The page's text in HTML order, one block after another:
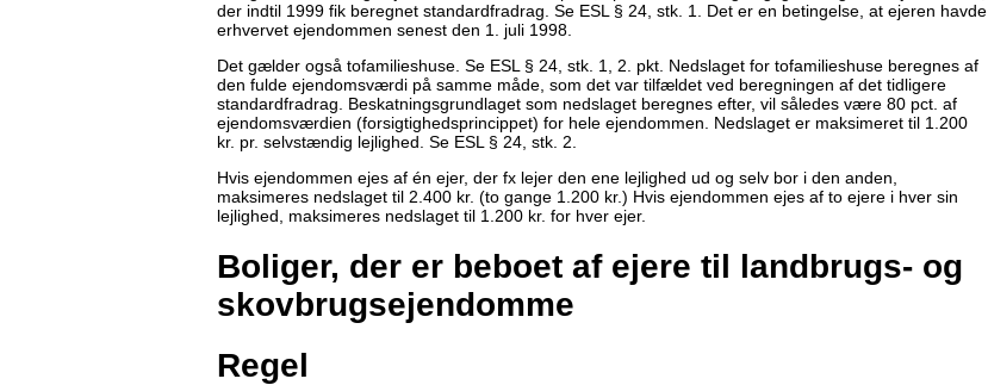
der indtil 1999 fik beregnet standardfradrag. Se ESL § 24, stk. 1. Det er en betingelse, at ejeren havde
erhvervet ejendommen senest den 1. juli 1998.
Det gælder også tofamilieshuse. Se ESL § 24, stk. 1, 2. pkt. Nedslaget for tofamilieshuse beregnes af
den fulde ejendomsværdi på samme måde, som det var tilfældet ved beregningen af det tidligere
standardfradrag. Beskatningsgrundlaget som nedslaget beregnes efter, vil således være 80 pct. af
ejendomsværdien (forsigtighedsprincippet) for hele ejendommen. Nedslaget er maksimeret til 1.200
kr. pr. selvstændig lejlighed. Se ESL § 24, stk. 2.
Hvis ejendommen ejes af én ejer, der fx lejer den ene lejlighed ud og selv bor i den anden,
maksimeres nedslaget til 2.400 kr. (to gange 1.200 kr.) Hvis ejendommen ejes af to ejere i hver sin
lejlighed, maksimeres nedslaget til 1.200 kr. for hver ejer.
Boliger, der er beboet af ejere til landbrugs- og
skovbrugsejendomme
Regel